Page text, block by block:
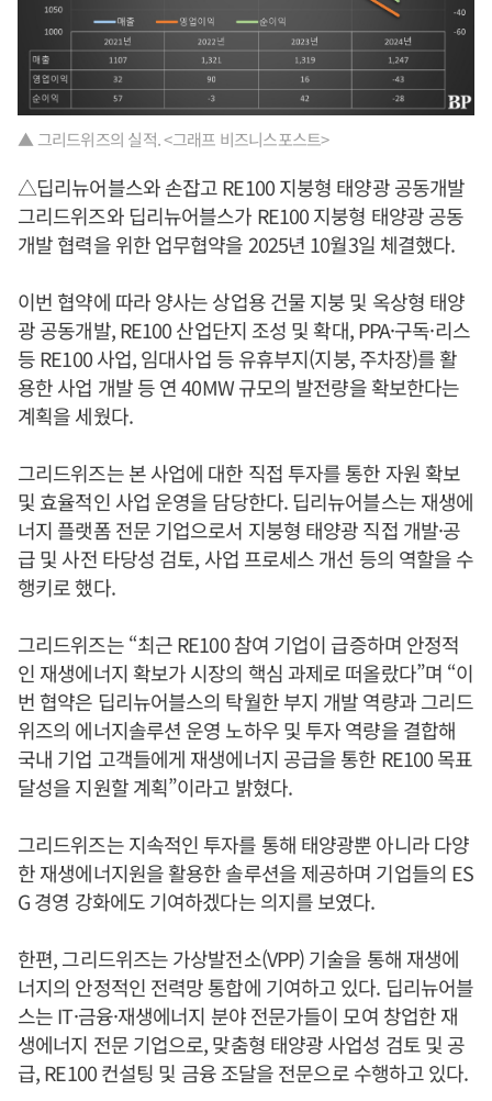
▲ 그리드위즈의 실적. <그래프 비즈니스포스트>
△딥리뉴어블스와 손잡고 RE100 지붕형 태양광 공동개발
그리드위즈와 딥리뉴어블스가 RE100 지붕형 태양광 공동
개발 협력을 위한 업무협약을 2025년 10월3일 체결했다.
이번 협약에 따라 양사는 상업용 건물 지붕 및 옥상형 태양
광 공동개발, RE100 산업단지 조성 및 확대, PPA·구독·리스
등 RE100 사업, 임대사업 등 유휴부지(지붕, 주차장)를 활
용한 사업 개발 등 연 40MW 규모의 발전량을 확보한다는
계획을 세웠다.
그리드위즈는 본 사업에 대한 직접 투자를 통한 자원 확보
및 효율적인 사업 운영을 담당한다. 딥리뉴어블스는 재생에
너지 플랫폼 전문 기업으로서 지붕형 태양광 직접 개발·공
급 및 사전 타당성 검토, 사업 프로세스 개선 등의 역할을 수
행키로 했다.
그리드위즈는 “최근 RE100 참여 기업이 급증하며 안정적
인 재생에너지 확보가 시장의 핵심 과제로 떠올랐다”며 “이
번 협약은 딥리뉴어블스의 탁월한 부지 개발 역량과 그리드
위즈의 에너지솔루션 운영 노하우 및 투자 역량을 결합해
국내 기업 고객들에게 재생에너지 공급을 통한 RE100 목표
달성을 지원할 계획”이라고 밝혔다.
그리드위즈는 지속적인 투자를 통해 태양광뿐 아니라 다양
한 재생에너지원을 활용한 솔루션을 제공하며 기업들의 ES
G 경영 강화에도 기여하겠다는 의지를 보였다.
한편, 그리드위즈는 가상발전소(VPP) 기술을 통해 재생에
너지의 안정적인 전력망 통합에 기여하고 있다. 딥리뉴어블
스는 IT·금융·재생에너지 분야 전문가들이 모여 창업한 재
생에너지 전문 기업으로, 맞춤형 태양광 사업성 검토 및 공
급, RE100 컨설팅 및 금융 조달을 전문으로 수행하고 있다.